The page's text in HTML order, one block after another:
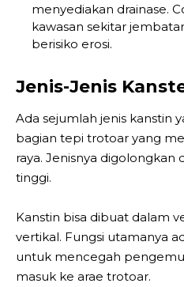
menyediakan drainase.
kawasan sekitar
berisiko erosi.
Jenis-Jenis
Ada sejumlah jenis kanstin
bagian tepi trotoar yang
raya. Jenisnya digolongkan
tinggi.
Kanstin bisa dibuat dalam
vertikal. Fungsi utamanya
untuk mencegah
masuk ke arae trotoar.